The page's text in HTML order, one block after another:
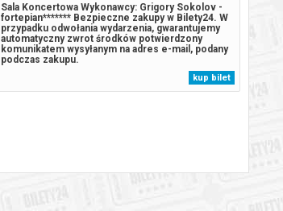
Sala Koncertowa Wykonawcy: Grigory Sokolov -
fortepian******* Bezpieczne zakupy w Bilety24. W
przypadku odwołania wydarzenia, gwarantujemy
automatyczny zwrot środków potwierdzony
komunikatem wysyłanym na adres e-mail, podany
podczas zakupu.
kup bilet